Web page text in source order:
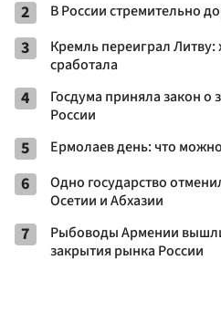
2 В России стремительно
3
Кремль переиграл Литву:
сработала
4
Госдума приняла закон о
России
5 Ермолаев день: что
6
Одно государство
Осетии и Абхазии
7
Рыбоводы Армении
закрытия рынка России